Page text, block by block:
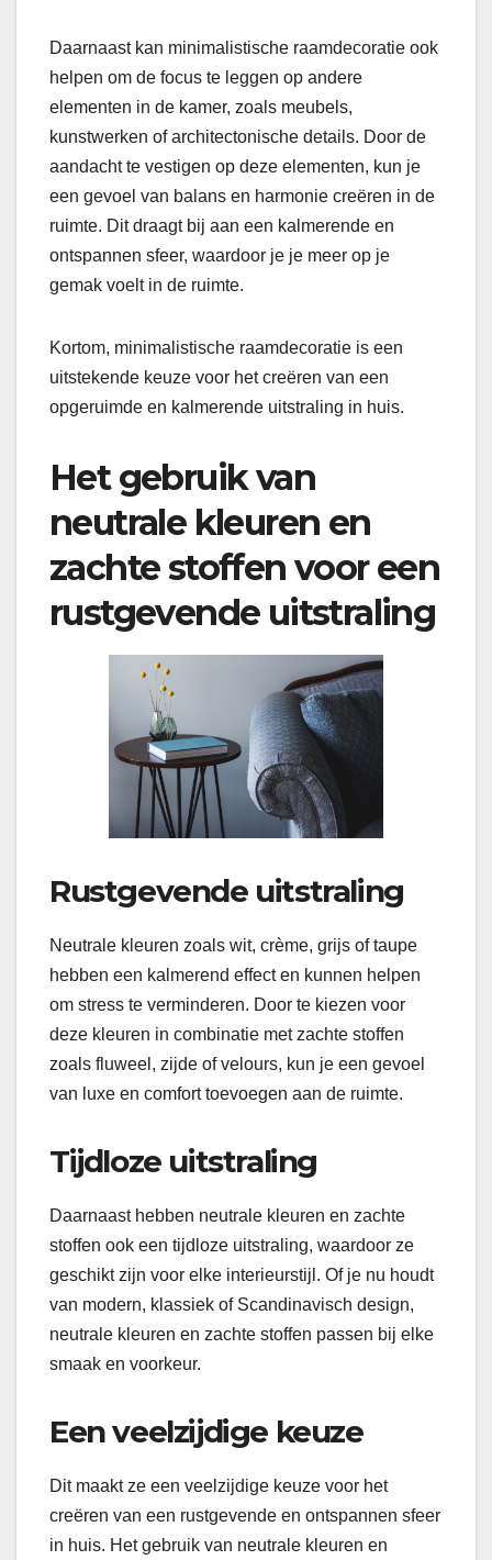
Daarnaast kan minimalistische raamdecoratie ook
helpen om de focus te leggen op andere
elementen in de kamer, zoals meubels,
kunstwerken of architectonische details. Door de
aandacht te vestigen op deze elementen, kun je
een gevoel van balans en harmonie creëren in de
ruimte. Dit draagt bij aan een kalmerende en
ontspannen sfeer, waardoor je je meer op je
gemak voelt in de ruimte.
Kortom, minimalistische raamdecoratie is een
uitstekende keuze voor het creëren van een
opgeruimde en kalmerende uitstraling in huis.
Het gebruik van
neutrale kleuren en
zachte stoffen voor een
rustgevende uitstraling
Rustgevende uitstraling
Neutrale kleuren zoals wit, crème, grijs of taupe
hebben een kalmerend effect en kunnen helpen
om stress te verminderen. Door te kiezen voor
deze kleuren in combinatie met zachte stoffen
zoals fluweel, zijde of velours, kun je een gevoel
van luxe en comfort toevoegen aan de ruimte.
Tijdloze uitstraling
Daarnaast hebben neutrale kleuren en zachte
stoffen ook een tijdloze uitstraling, waardoor ze
geschikt zijn voor elke interieurstijl. Of je nu houdt
van modern, klassiek of Scandinavisch design,
neutrale kleuren en zachte stoffen passen bij elke
smaak en voorkeur.
Een veelzijdige keuze
Dit maakt ze een veelzijdige keuze voor het
creëren van een rustgevende en ontspannen sfeer
in huis. Het gebruik van neutrale kleuren en